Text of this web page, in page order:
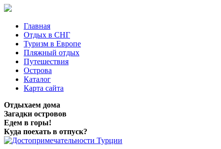
Главная
Отдых в СНГ
Туризм в Европе
Пляжный отдых
Путешествия
Острова
Каталог
Карта сайта
Отдыхаем дома
Загадки островов
Едем в горы!
Куда поехать в отпуск?